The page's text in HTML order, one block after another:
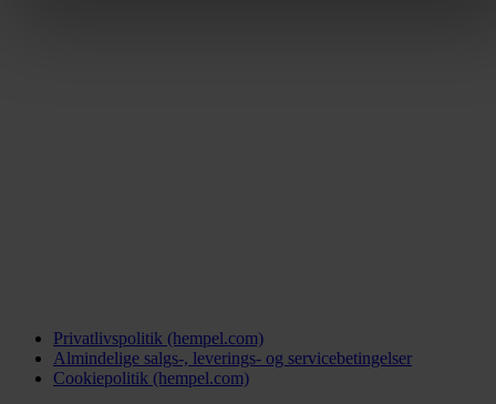
Privatlivspolitik (hempel.com)
Almindelige salgs-, leverings- og servicebetingelser
Cookiepolitik (hempel.com)